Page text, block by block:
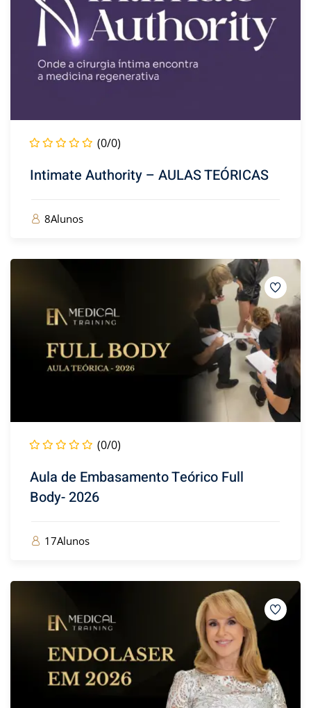
(0/0)
Intimate Authority – AULAS TEÓRICAS
8Alunos
(0/0)
Aula de Embasamento Teórico Full
Body- 2026
17Alunos